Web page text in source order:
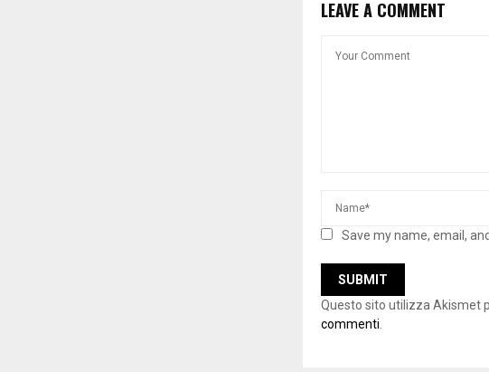
LEAVE A COMMENT
Save my name, email,
Questo sito utilizza Akismet
commenti.